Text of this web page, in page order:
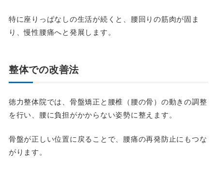
特に座りっぱなしの生活が続くと、腰回りの筋肉が固ま
り、慢性腰痛へと発展します。
整体での改善法
徳力整体院では、骨盤矯正と腰椎（腰の骨）の動きの調整
を行い、腰に負担がかからない姿勢に整えます。
骨盤が正しい位置に戻ることで、腰痛の再発防止にもつな
がります。